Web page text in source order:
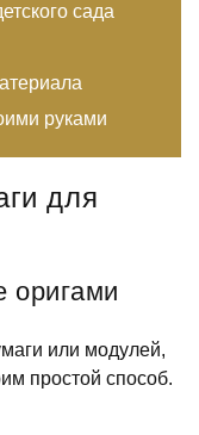
сада
руками
для
оригами
или модулей,
простой способ.